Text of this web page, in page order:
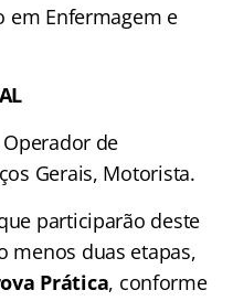
em Enfermagem e
de
Gerais, Motorista.
participarão deste
menos duas etapas,
Prática, conforme